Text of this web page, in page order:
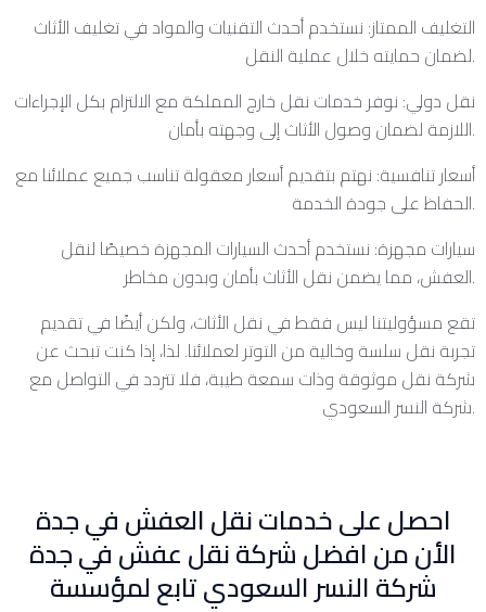
التغليف الممتاز: نستخدم أحدث التقنيات والمواد في تغليف الأثاث
لضمان حمايته خلال عملية النقل.
نقل دولي: نوفر خدمات نقل خارج المملكة مع الالتزام بكل الإجراءات
اللازمة لضمان وصول الأثاث إلى وجهته بأمان.
أسعار تنافسية: نهتم بتقديم أسعار معقولة تناسب جميع عملائنا مع
الحفاظ على جودة الخدمة.
سيارات مجهزة: نستخدم أحدث السيارات المجهزة خصيصًا لنقل
العفش، مما يضمن نقل الأثاث بأمان وبدون مخاطر.
تقع مسؤوليتنا ليس فقط في نقل الأثاث، ولكن أيضًا في تقديم
تجربة نقل سلسة وخالية من التوتر لعملائنا. لذا، إذا كنت تبحث عن
شركة نقل موثوقة وذات سمعة طيبة، فلا تتردد في التواصل مع
شركة النسر السعودي.
احصل على خدمات نقل العفش في جدة
الأن من افضل شركة نقل عفش في جدة
شركة النسر السعودي تابع لمؤسسة